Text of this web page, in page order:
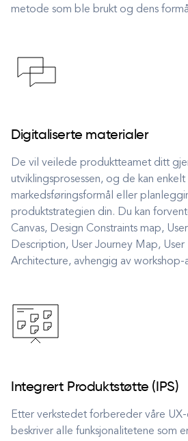
metode som ble brukt og dens
Digitaliserte materialer
De vil veilede produktteamet ditt
utviklingsprosessen, og de kan enkelt
markedsføringsformål eller
produktstrategien din. Du kan
Canvas, Design Constraints map,
Description, User Journey Map,
Architecture, avhengig av workshop-
Integrert Produktstøtte (IPS)
Etter verkstedet forbereder våre
beskriver alle funksjonalitetene som